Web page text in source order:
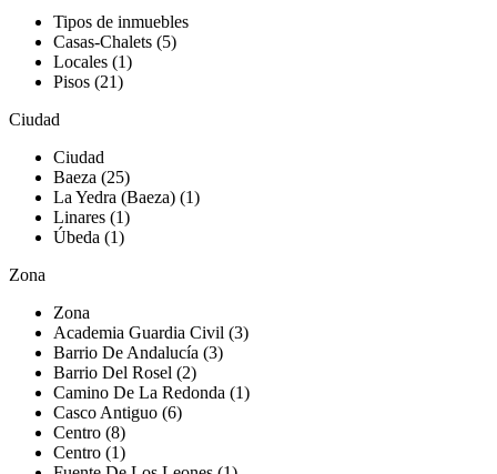
Tipos de inmuebles
Casas-Chalets (5)
Locales (1)
Pisos (21)
Ciudad
Ciudad
Baeza (25)
La Yedra (Baeza) (1)
Linares (1)
Úbeda (1)
Zona
Zona
Academia Guardia Civil (3)
Barrio De Andalucía (3)
Barrio Del Rosel (2)
Camino De La Redonda (1)
Casco Antiguo (6)
Centro (8)
Centro (1)